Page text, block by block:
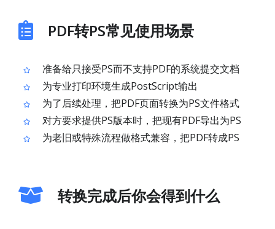
PDF转PS常见使用场景
准备给只接受PS而不支持PDF的系统提交文档
为专业打印环境生成PostScript输出
为了后续处理，把PDF页面转换为PS文件格式
对方要求提供PS版本时，把现有PDF导出为PS
为老旧或特殊流程做格式兼容，把PDF转成PS
转换完成后你会得到什么